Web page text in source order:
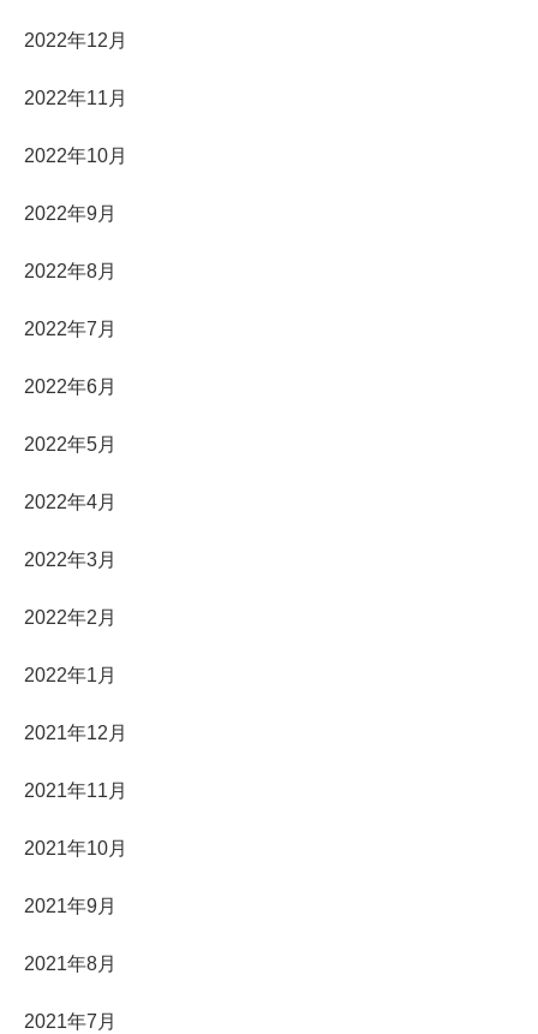
2022年12月
2022年11月
2022年10月
2022年9月
2022年8月
2022年7月
2022年6月
2022年5月
2022年4月
2022年3月
2022年2月
2022年1月
2021年12月
2021年11月
2021年10月
2021年9月
2021年8月
2021年7月